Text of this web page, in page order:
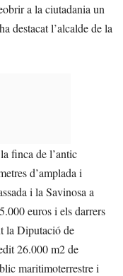
a la ciutadania un
destacat l’alcalde de la
finca de l’antic
d’amplada i
i la Savinosa a
euros i els darrers
la Diputació de
26.000 m2 de
maritimoterrestre i